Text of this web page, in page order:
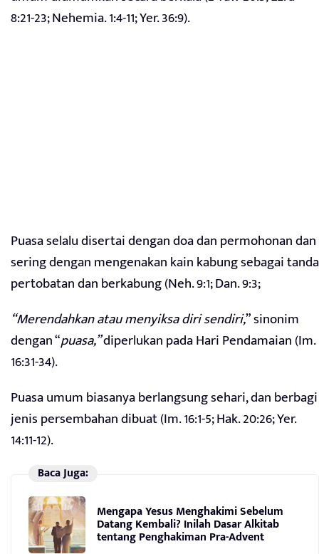
8:21-23; Nehemia. 1:4-11; Yer. 36:9).
Puasa selalu disertai dengan doa dan permohonan dan
sering dengan mengenakan kain kabung sebagai tanda
pertobatan dan berkabung (Neh. 9:1; Dan. 9:3;
“Merendahkan atau menyiksa diri sendiri,” sinonim
dengan “puasa,”diperlukan pada Hari Pendamaian (Im.
16:31-34).
Puasa umum biasanya berlangsung sehari, dan berbagi
jenis persembahan dibuat (Im. 16:1-5; Hak. 20:26; Yer.
14:11-12).
Baca Juga:
Mengapa Yesus Menghakimi Sebelum
Datang Kembali? Inilah Dasar Alkitab
tentang Penghakiman Pra-Advent